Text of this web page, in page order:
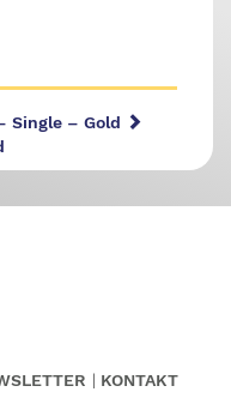
Single – Gold
KONTAKT